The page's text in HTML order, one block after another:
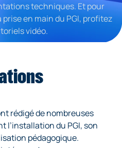
techniques. Et pour
en main du PGI, profitez
vidéo.
rédigé de nombreuses
du PGI, son
pédagogique.